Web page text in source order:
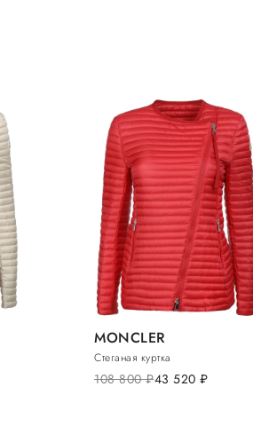
MONCLER
Стеганая куртка
108 800руб.43 520 руб.